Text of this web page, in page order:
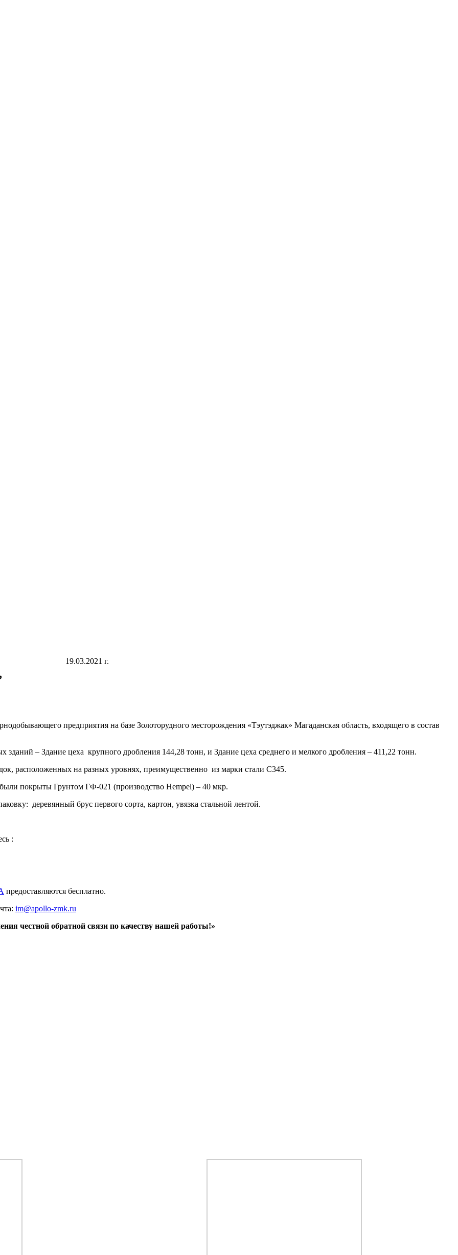
19.03.2021 г.
предприятия на базе Золоторудного месторождения «Тэутэджак» Магаданская область, входящего в состав
– Здание цеха крупного дробления 144,28 тонн, и Здание цеха среднего и мелкого дробления – 411,22 тонн.
расположенных на разных уровнях, преимущественно из марки стали С345.
покрыты Грунтом ГФ-021 (производство Hempel) – 40 мкр.
деревянный брус первого сорта, картон, увязка стальной лентой.
:
предоставляются бесплатно.
im@apollo-zmk.ru
честной обратной связи по качеству нашей работы!»